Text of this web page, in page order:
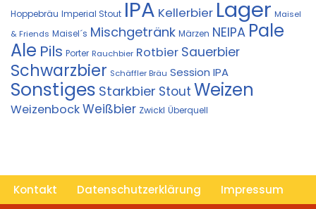
Hoppebräu Imperial Stout IPA Kellerbier Lager Maisel
& Friends Maisel´s Mischgetränk Märzen NEIPA Pale
Ale Pils Porter Rauchbier Rotbier Sauerbier
Schwarzbier Schäffler Bräu Session IPA
Sonstiges Starkbier Stout Weizen
WeizenbockWeißbier Zwickl Überquell
Kontakt Datenschutzerklärung Impressum